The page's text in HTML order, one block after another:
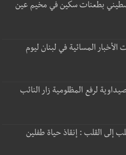
بطعنات سكين في مخيم عين
المسائية في لبنان ليوم
لرفع المظلومية زار النائب
إلى القلب : إنقاذ حياة طفلين